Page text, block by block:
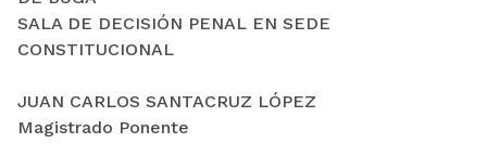
SALA DE DECISIÓN PENAL EN SEDE
CONSTITUCIONAL
JUAN CARLOS SANTACRUZ LÓPEZ
Magistrado Ponente